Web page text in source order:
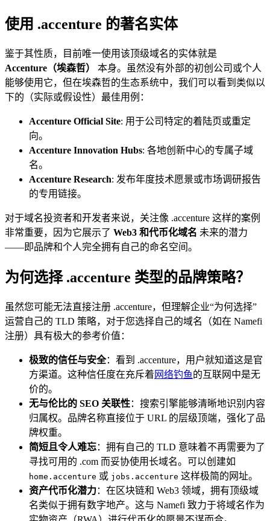
使用 .accenture 的著名实体
鉴于其性质，目前唯一使用该顶级域名的实体就是
Accenture（埃森哲）
本身。虽然没有外部的初创公司或个人
能够使用它，但在埃森哲的生态系统中，我们可以看到类似以
下的（实际或假设性）最佳用例：
Accenture Official Site: 用于公司特定的着陆页或重定
向。
Accenture Innovation Hubs: 各地创新中心的专属子域
名。
Accenture Research: 发布年度技术愿景或市场调研报告
的专用链接。
对于域名投资者和开发者来说，关注像 .accenture 这样的案例
非常重要，因为它展示了 Web3 和代币化域名 未来的潜力
——即品牌和个人完全拥有自己的命名空间。
为何选择 .accenture 类型的品牌策略？
虽然您可能无法直接注册 .accenture，但理解企业“为何选择”
运营自己的 TLD 策略，对于您选择自己的域名（如在 Namefi
注册）具有极大的参考价值：
极致的信任与安全：看到 .accenture，用户就知道这是官
方渠道。这种信任度在充斥着 网络钓鱼的互联网中是无
价的。
无与伦比的 SEO 关联性：搜索引擎能够清晰地识别内容
归属权。品牌名称直接位于 URL 的层级顶端，强化了品
牌权重。
简短且令人难忘：拥有自己的 TLD 意味着不再需要为了
寻找可用的 .com 而妥协使用长域名。可以创建如
home.accenture 或 jobs.accenture 这样极简的网址。
资产代币化潜力：在区块链和 Web3 领域，拥有顶级域
名类似于拥有数字地产。这与 Namefi 致力于将域名作为